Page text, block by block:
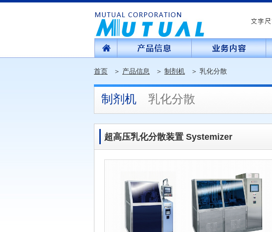
首页 ＞ 产品信息 ＞ 制剂机 ＞ 乳化分散
制剂机 乳化分散
超高压乳化分散装置 Systemizer